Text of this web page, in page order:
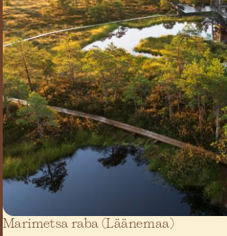
Marimetsa raba (Läänemaa)